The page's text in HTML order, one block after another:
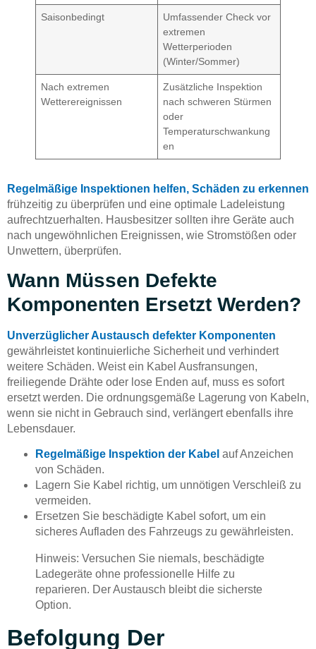
Saisonbedingt
Umfassender Check vor
extremen
Wetterperioden
(Winter/Sommer)
Nach extremen
Wetterereignissen
Zusätzliche Inspektion
nach schweren Stürmen
oder
Temperaturschwankung
en
Regelmäßige Inspektionen helfen, Schäden zu erkennen
frühzeitig zu überprüfen und eine optimale Ladeleistung
aufrechtzuerhalten. Hausbesitzer sollten ihre Geräte auch
nach ungewöhnlichen Ereignissen, wie Stromstößen oder
Unwettern, überprüfen.
Wann Müssen Defekte
Komponenten Ersetzt Werden?
Unverzüglicher Austausch defekter Komponenten
gewährleistet kontinuierliche Sicherheit und verhindert
weitere Schäden. Weist ein Kabel Ausfransungen,
freiliegende Drähte oder lose Enden auf, muss es sofort
ersetzt werden. Die ordnungsgemäße Lagerung von Kabeln,
wenn sie nicht in Gebrauch sind, verlängert ebenfalls ihre
Lebensdauer.
Regelmäßige Inspektion der Kabel auf Anzeichen
von Schäden.
Lagern Sie Kabel richtig, um unnötigen Verschleiß zu
vermeiden.
Ersetzen Sie beschädigte Kabel sofort, um ein
sicheres Aufladen des Fahrzeugs zu gewährleisten.
Hinweis: Versuchen Sie niemals, beschädigte
Ladegeräte ohne professionelle Hilfe zu
reparieren. Der Austausch bleibt die sicherste
Option.
Befolgung Der